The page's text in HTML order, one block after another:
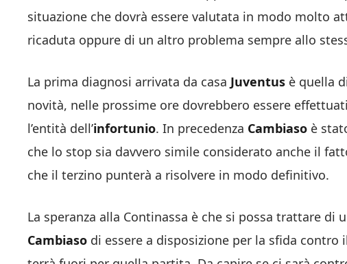
situazione che dovrà essere valutata in modo molto
ricaduta oppure di un altro problema sempre allo
La prima diagnosi arrivata da casa Juventus è quella
novità, nelle prossime ore dovrebbero essere
l’entità dell’infortunio. In precedenza Cambiaso è
che lo stop sia davvero simile considerato anche il
che il terzino punterà a risolvere in modo definitivo.
La speranza alla Continassa è che si possa trattare di
Cambiaso di essere a disposizione per la sfida contro il